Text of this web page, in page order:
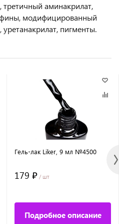
третичный аминакрилат,
модифицированный
пигменты.
Гель-лак Liker, 9 мл №4500
179 ₽ / шт
Подробное описание